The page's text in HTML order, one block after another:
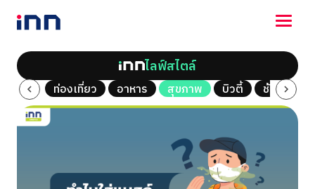
NEWS
ENTERTAINMENT
LIFESTYLE
HOROSCOPE
ร่วมด้วยช่วยกัน
ไลฟ์สไตล์
Vlog ท่องเที่ยว อาหาร สุขภาพ บิวตี้ ช้อปปิ้ง